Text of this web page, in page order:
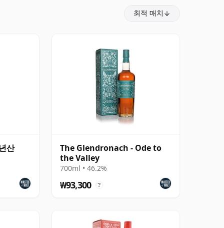
최적 매치
산
The Glendronach - Ode to
the Valley
700ml • 46.2%
₩93,300 ?